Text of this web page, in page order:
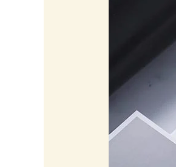
Consectetur
Namin
Turpis